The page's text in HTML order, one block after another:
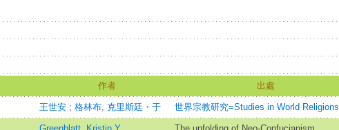
作者 出處
王世安 ; 格林布, 克里斯廷・于 世界宗教研究=Studies in World Religions